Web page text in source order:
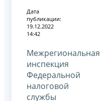
Дата
публикации:
19.12.2022
14:42
Межрегиональная
инспекция
Федеральной
налоговой
службы